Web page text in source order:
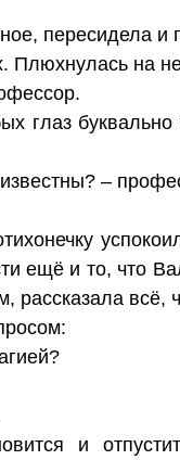
пересидела и
Плюхнулась на
глаз
–
ещё и то, что
рассказала всё,
и